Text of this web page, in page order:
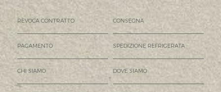
REVOCA CONTRATTO CONSEGNA
PAGAMENTO SPEDIZIONE REFRIGERATA
CHI SIAMO DOVE SIAMO